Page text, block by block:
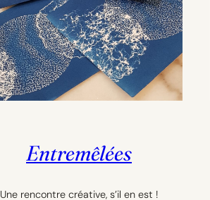
Entremêlées
Une rencontre créative, s’il en est !